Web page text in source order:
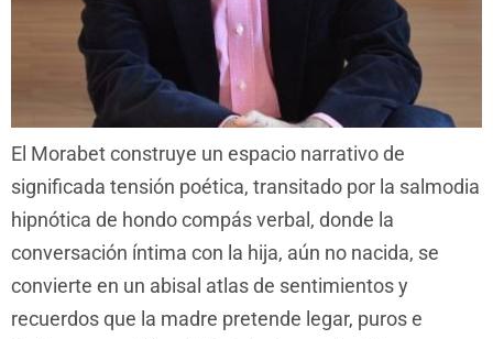
El Morabet construye un espacio narrativo de
significada tensión poética, transitado por la salmodia
hipnótica de hondo compás verbal, donde la
conversación íntima con la hija, aún no nacida, se
convierte en un abisal atlas de sentimientos y
recuerdos que la madre pretende legar, puros e